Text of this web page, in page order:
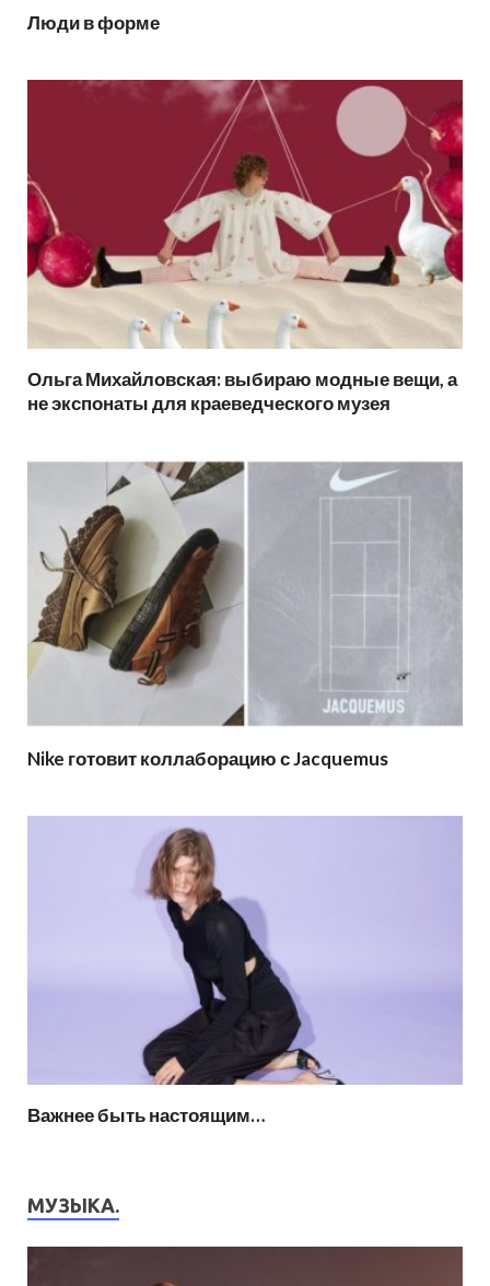
Люди в форме
Ольга Михайловская: выбираю модные вещи, а
не экспонаты для краеведческого музея
Nike готовит коллаборацию с Jacquemus
Важнее быть настоящим…
МУЗЫКА.